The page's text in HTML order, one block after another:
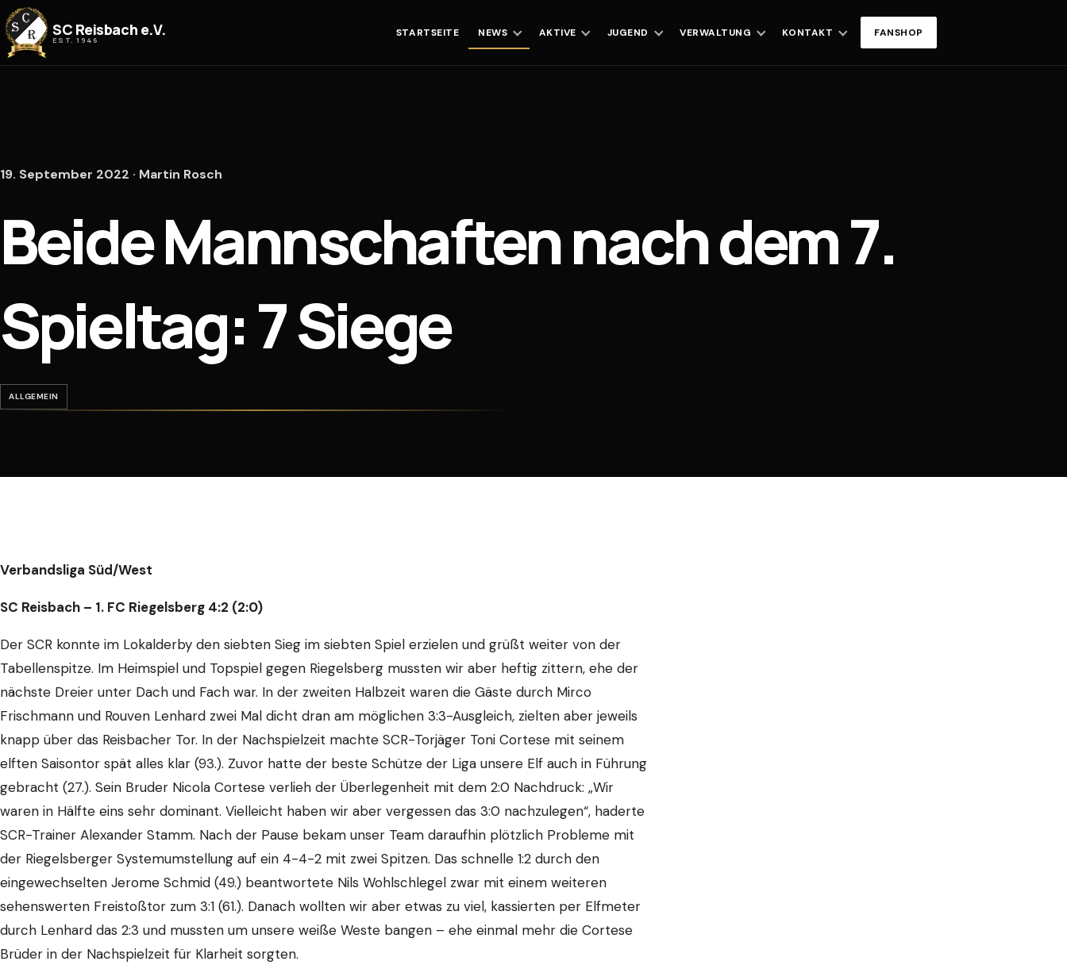
Zum Inhalt springen
SC Reisbach e.V.
EST. 1946
STARTSEITE NEWS AKTIVE JUGEND VERWALTUNG KONTAKT FANSHOP
19. September 2022 · Martin Rosch
Beide Mannschaften nach dem 7.
Spieltag: 7 Siege
ALLGEMEIN
Verbandsliga Süd/West
SC Reisbach – 1. FC Riegelsberg 4:2 (2:0)
Der SCR konnte im Lokalderby den siebten Sieg im siebten Spiel erzielen und grüßt weiter von der
Tabellenspitze. Im Heimspiel und Topspiel gegen Riegelsberg mussten wir aber heftig zittern, ehe der
nächste Dreier unter Dach und Fach war. In der zweiten Halbzeit waren die Gäste durch Mirco
Frischmann und Rouven Lenhard zwei Mal dicht dran am möglichen 3:3-Ausgleich, zielten aber jeweils
knapp über das Reisbacher Tor. In der Nachspielzeit machte SCR-Torjäger Toni Cortese mit seinem
elften Saisontor spät alles klar (93.). Zuvor hatte der beste Schütze der Liga unsere Elf auch in Führung
gebracht (27.). Sein Bruder Nicola Cortese verlieh der Überlegenheit mit dem 2:0 Nachdruck: „Wir
waren in Hälfte eins sehr dominant. Vielleicht haben wir aber vergessen das 3:0 nachzulegen“, haderte
SCR-Trainer Alexander Stamm. Nach der Pause bekam unser Team daraufhin plötzlich Probleme mit
der Riegelsberger Systemumstellung auf ein 4-4-2 mit zwei Spitzen. Das schnelle 1:2 durch den
eingewechselten Jerome Schmid (49.) beantwortete Nils Wohlschlegel zwar mit einem weiteren
sehenswerten Freistoßtor zum 3:1 (61.). Danach wollten wir aber etwas zu viel, kassierten per Elfmeter
durch Lenhard das 2:3 und mussten um unsere weiße Weste bangen – ehe einmal mehr die Cortese
Brüder in der Nachspielzeit für Klarheit sorgten.